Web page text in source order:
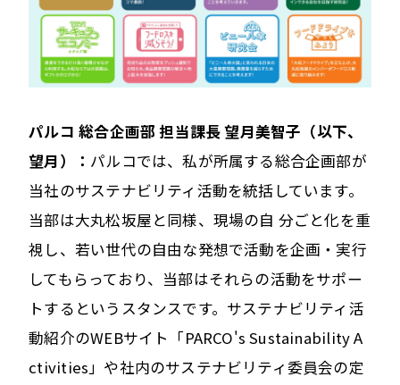
パルコ 総合企画部 担当課長 望月美智子（以下、
望月）： パルコでは、私が所属する総合企画部が
当社のサステナビリティ活動を統括しています。
当部は大丸松坂屋と同様、現場の自 分ごと化を重
視し、若い世代の自由な発想で活動を企画・実行
してもらっており、当部はそれらの活動をサポー
トするというスタンスです。サステナビリティ活
動紹介のWEBサイト「PARCO's Sustainability A
ctivities」や社内のサステナビリティ委員会の定